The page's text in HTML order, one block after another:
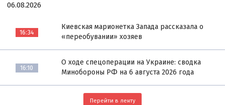
06.08.2026
16:34
Киевская марионетка Запада рассказала о
«переобувании» хозяев
16:10
О ходе спецоперации на Украине: сводка
Минобороны РФ на 6 августа 2026 года
Перейти в ленту